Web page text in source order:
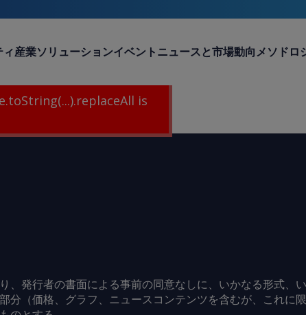
ィ産業ソリューションイベント ニュースと市場動向メソドロ
e.toString(...).replaceAll is
、発行者の書面による事前の同意なしに、いかなる形式、い
分（価格、グラフ、ニュースコンテンツを含むが、これに